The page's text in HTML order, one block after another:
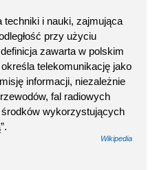
techniki i nauki, zajmująca
przy użyciu
zawarta w polskim
telekomunikację jako
informacji, niezależnie
fal radiowych
wykorzystujących
Wikipedia